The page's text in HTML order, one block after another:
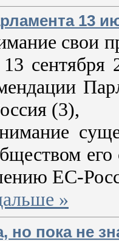
13
свои
сентября
(3),
ЕС-
»
но пока не